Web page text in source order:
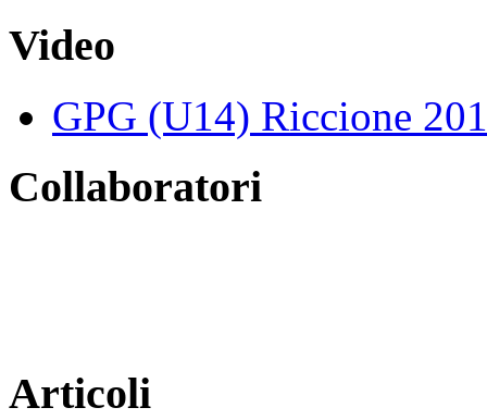
Video
GPG (U14) Riccione
Collaboratori
Articoli